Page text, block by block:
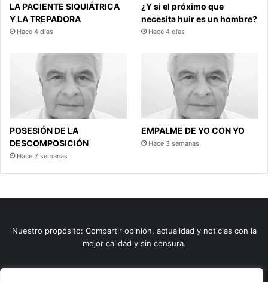
LA PACIENTE SIQUIÁTRICA
Y LA TREPADORA
Hace 4 días
¿Y si el próximo que
necesita huir es un hombre?
Hace 4 días
POSESIÓN DE LA
DESCOMPOSICIÓN
Hace 2 semanas
EMPALME DE YO CON YO
Hace 3 semanas
Nuestro propósito: Compartir opinión, actualidad y noticias con la
mejor calidad y sin censura.